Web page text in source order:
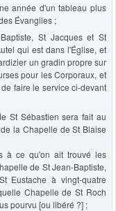
année d'un tableau plus
Évangiles ;
St Jacques et St
qui est dans l'Église, et
un gradin propre sur
pour les Corporaux, et
faire le service ci-devant
St Sébastien sera fait au
la Chapelle de St Blaise
à ce qu'on ait trouvé les
de St Jean-Baptiste,
Eustache à vingt-quatre
Chapelle de St Roch
pourvu [ou libéré ?] ;